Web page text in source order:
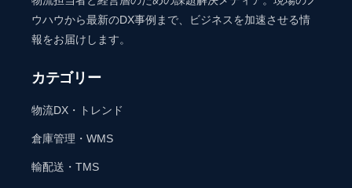
ウハウから最新のDX事例まで、ビジネスを加速させる情
報をお届けします。
カテゴリー
物流DX・トレンド
倉庫管理・WMS
輸配送・TMS